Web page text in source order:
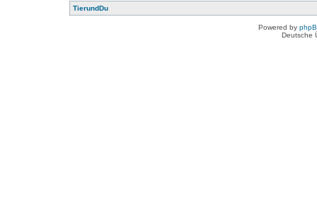
TierundDu
Powered by
Deutsche